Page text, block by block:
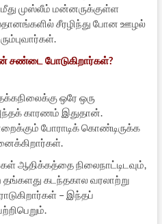
மீது முஸ்லீம் மன்னருக்குள்ள
சீரழிந்து போன ஊழல்
சண்டை போடுகிறார்கள்?
ஒரே ஒரு
காரணம் இதுதான்.
போராடிக் கொண்டிருக்க
ஆதிக்கத்தை நிலைநாட்டிடவும்,
கடந்தகால வரலாற்று
– இந்தப்